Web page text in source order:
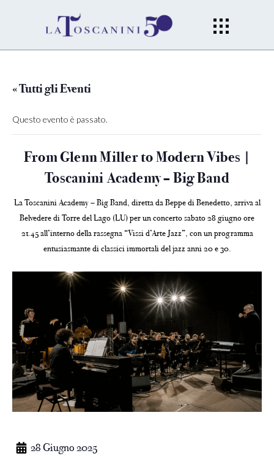
« Tutti gli Eventi
Questo evento è passato.
From Glenn Miller to Modern Vibes |
Toscanini Academy – Big Band
La Toscanini Academy – Big Band, diretta da Beppe di Benedetto, arriva al
Belvedere di Torre del Lago (LU) per un concerto sabato 28 giugno ore
21.45 all’interno della rassegna “Vissi d’Arte Jazz”, con un programma
entusiasmante di classici immortali del jazz anni 20 e 30.
28 Giugno 2025